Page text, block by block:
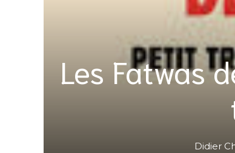
Les Fatwas
Didier